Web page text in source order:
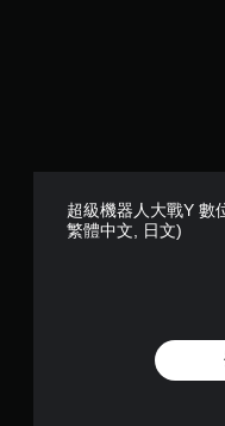
超級機器人大戰Y 數
繁體中文, 日文)